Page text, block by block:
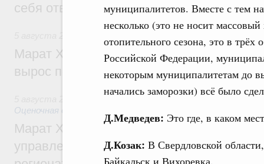
муниципалитетов. Вместе с тем
несколько (это не носит
отопительного сезона, это в
Российской Федерации,
некоторым муниципалитетам до
начались заморозки) всё было
Д.Медведев: Это где, в каком
Д.Козак: В Свердловской
Байкальск и Вихоревка.
себя ответственность за будущее
Марат Хуснуллин: Ввод нежилых зданий
вырос почти на треть
Земельные отношения. Кадастровая
Оценочная деятельность
Марат Хуснуллин: По решению
управление «ДОМ.РФ» перейдёт более